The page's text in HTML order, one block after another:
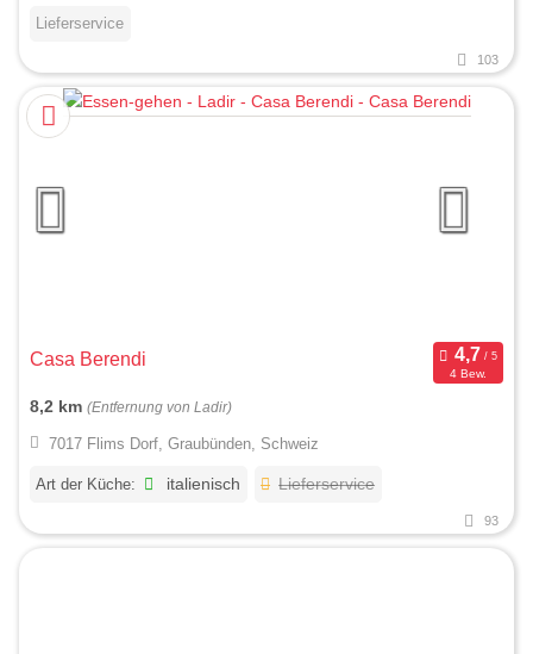
Lieferservice
103
Casa Berendi
4 Bew.
8,2 km (Entfernung von Ladir)
7017 Flims Dorf, Graubünden, Schweiz
Art der Küche: italienisch Lieferservice
93